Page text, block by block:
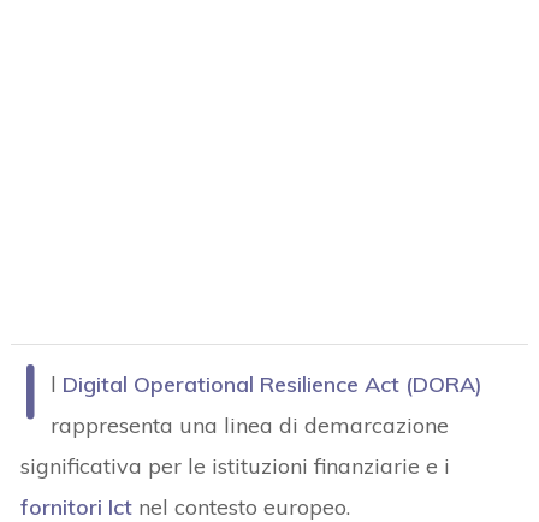
I l Digital Operational Resilience Act (DORA)
rappresenta una linea di demarcazione
significativa per le istituzioni finanziarie e i
fornitori Ict nel contesto europeo.